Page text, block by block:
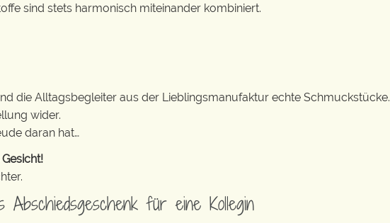
sind stets harmonisch miteinander kombiniert.
die Alltagsbegleiter aus der Lieblingsmanufaktur echte Schmuckstücke.
wider.
daran hat…
für eine Kollegin